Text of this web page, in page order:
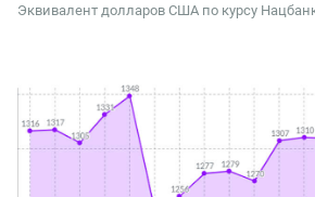
Эквивалент долларов США по курсу